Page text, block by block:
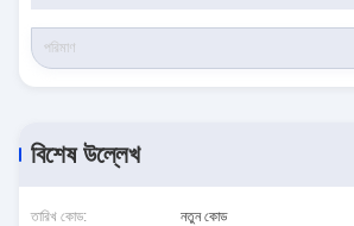
বিশেষ উল্লেখ
তারিখ কোড: নতুন কোড